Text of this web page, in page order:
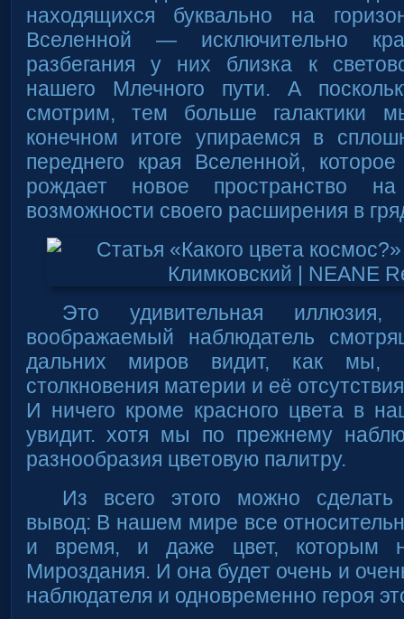
находящихся буквально на
Вселенной — исключительно
разбегания у них близка к
нашего Млечного пути. А
смотрим, тем больше
конечном итоге упираемся в
переднего края Вселенной,
рождает новое пространство
возможности своего расширения в
Это удивительная иллюзия,
воображаемый наблюдатель
дальних миров видит, как мы,
столкновения материи и её
И ничего кроме красного цвета в
увидит. хотя мы по прежнему
разнообразия цветовую палитру.
Из всего этого можно
вывод: В нашем мире все
и время, и даже цвет, которым
Мироздания. И она будет очень и
наблюдателя и одновременно героя